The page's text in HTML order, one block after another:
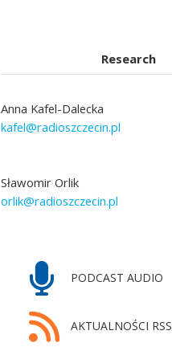
Research
Anna Kafel-Dalecka
kafel@radioszczecin.pl
Sławomir Orlik
orlik@radioszczecin.pl
PODCAST AUDIO
AKTUALNOŚCI RSS